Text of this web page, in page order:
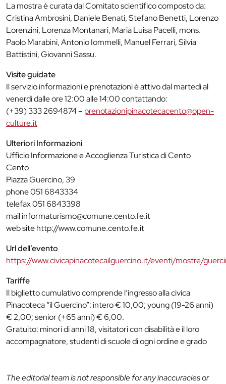
La mostra è curata dal Comitato scientifico composto da:
Cristina Ambrosini, Daniele Benati, Stefano Benetti, Lorenzo
Lorenzini, Lorenza Montanari, Maria Luisa Pacelli, mons.
Paolo Marabini, Antonio Iommelli, Manuel Ferrari, Silvia
Battistini, Giovanni Sassu.
Visite guidate
Il servizio informazioni e prenotazioni è attivo dal martedì al
venerdì dalle ore 12:00 alle 14:00 contattando:
(+39) 333 2694874 – prenotazionipinacotecacento@open-
culture.it
Ulteriori Informazioni
Ufficio Informazione e Accoglienza Turistica di Cento
Cento
Piazza Guercino, 39
phone 051 6843334
telefax 051 6843398
mail informaturismo@comune.cento.fe.it
web site http://www.comune.cento.fe.it
Url dell’evento
https://www.civicapinacotecailguercino.it/eventi/mostre/
Tariffe
Il biglietto cumulativo comprende l’ingresso alla civica
Pinacoteca “il Guercino”: intero € 10,00; young (19-26 anni)
€ 2,00; senior (+65 anni) € 6,00.
Gratuito: minori di anni 18, visitatori con disabilità e il loro
accompagnatore, studenti di scuole di ogni ordine e grado
The editorial team is not responsible for any inaccuracies or